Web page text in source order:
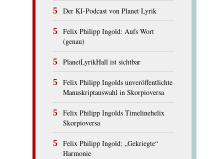
Der KI-Podcast von Planet Lyrik
Felix Philipp Ingold: Aufs Wort
(genau)
PlanetLyrikHall ist sichtbar
Felix Philipp Ingolds unveröffentlichte
Manuskriptauswahl in Skorpioversa
Felix Philipp Ingolds Timelinehelix
Skorpioversa
Felix Philipp Ingold: „Gekriegte“
Harmonie